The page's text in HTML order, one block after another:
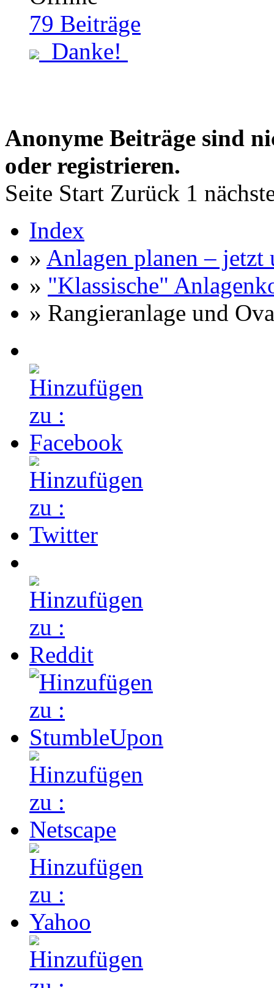
79 Beiträge
Danke!
Anonyme Beiträge sind
oder registrieren.
Seite Start Zurück 1
Index
» Anlagen planen – jetzt
» "Klassische"
» Rangieranlage und